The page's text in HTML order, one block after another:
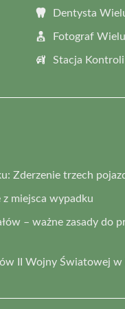
Dentysta
Fotograf
Stacja
Zderzenie trzech
miejsca wypadku
– ważne zasady do
II Wojny Światowej w